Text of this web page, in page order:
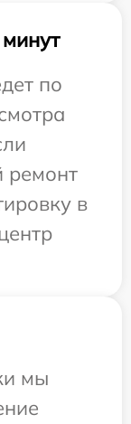
по
ремонт
в
мы